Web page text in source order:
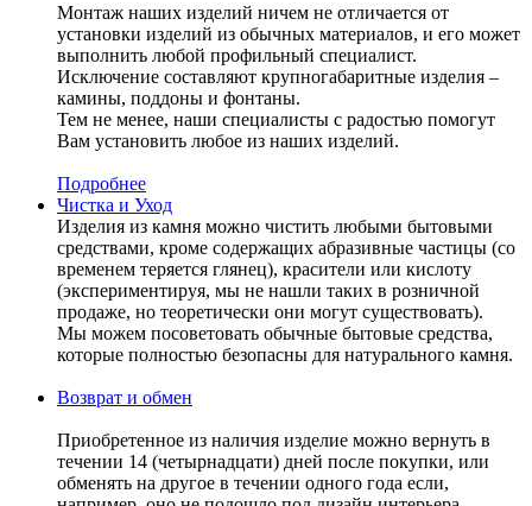
Монтаж наших изделий ничем не отличается от
установки изделий из обычных материалов, и его может
выполнить любой профильный специалист.
Исключение составляют крупногабаритные изделия –
камины, поддоны и фонтаны.
Тем не менее, наши специалисты с радостью помогут
Вам установить любое из наших изделий.
Подробнее
Чистка и Уход
Изделия из камня можно чистить любыми бытовыми
средствами, кроме содержащих абразивные частицы (со
временем теряется глянец), красители или кислоту
(экспериментируя, мы не нашли таких в розничной
продаже, но теоретически они могут существовать).
Мы можем посоветовать обычные бытовые средства,
которые полностью безопасны для натурального камня.
Возврат и обмен
Приобретенное из наличия изделие можно вернуть в
течении 14 (четырнадцати) дней после покупки, или
обменять на другое в течении одного года если,